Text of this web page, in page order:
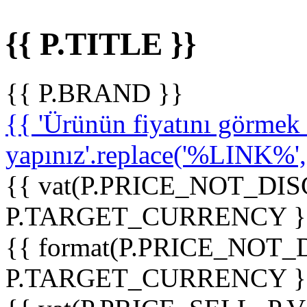
{{ P.TITLE }}
{{ P.BRAND }}
{{ 'Ürünün fiyatını
{{
P.TARGET_CURRENCY
{{
P.TARGET_CURRENCY